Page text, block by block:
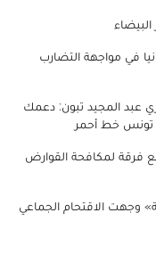
في مواجهة التضارب
عبد المجيد تبون: دعمك
تونس خط أحمر
فرقة لمكافحة القوارض
وجهت الاقتحام الجماعي